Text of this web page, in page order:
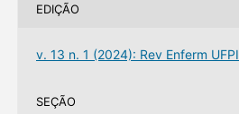
EDIÇÃO
v. 13 n. 1 (2024): Rev Enferm UFPI
SEÇÃO